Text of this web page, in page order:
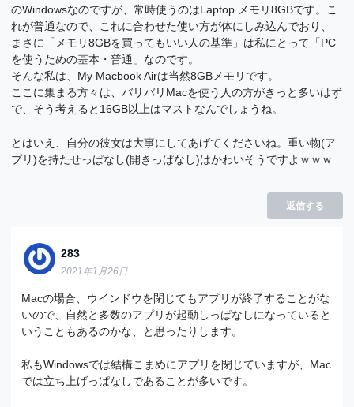
のWindowsなのですが、常時使うのはLaptop メモリ8GBです。こ
れが普通なので、これに合わせた使い方が体にしみ込んでおり、
まさに「メモリ8GBを買ってもいい人の基準」は私にとって「PC
を使うための基本・普通」なのです。
そんな私は、My Macbook Airは当然8GBメモリです。
ここに集まる方々は、バリバリMacを使う人の方がきっと多いはず
で、そう考えると16GB以上はマストなんでしょうね。
とはいえ、自分の彼女は大事にしてあげてくださいね。重い物(ア
プリ)を持たせっぱなし(開きっぱなし)はかわいそうですよｗｗｗ
返信する
283
2021年1月26日
Macの場合、ウインドウを閉じてもアプリが終了することがな
いので、自然と多数のアプリが起動しっぱなしになっていると
いうこともあるのかな、と思ったりします。
私もWindowsでは結構こまめにアプリを閉じていますが、Mac
では立ち上げっぱなしであることが多いです。